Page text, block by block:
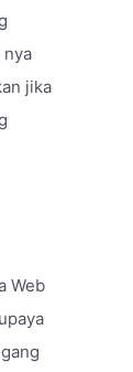
nya
jika
Web